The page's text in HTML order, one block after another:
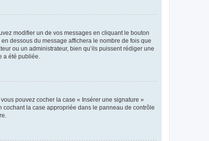
modifier un de vos messages en cliquant le bouton
dessous du message affichera le nombre de fois que
ou un administrateur, bien qu’ils puissent rédiger une
a été publiée.
pouvez cocher la case « Insérer une signature »
la case appropriée dans le panneau de contrôle